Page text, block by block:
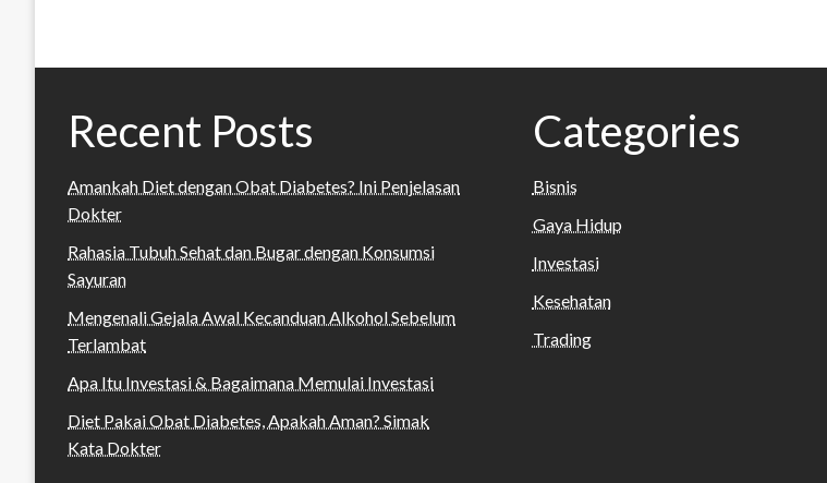
Recent Posts
Amankah Diet dengan Obat Diabetes? Ini Penjelasan
Dokter
Rahasia Tubuh Sehat dan Bugar dengan Konsumsi
Sayuran
Mengenali Gejala Awal Kecanduan Alkohol Sebelum
Terlambat
Apa Itu Investasi & Bagaimana Memulai Investasi
Diet Pakai Obat Diabetes, Apakah Aman? Simak
Kata Dokter
Categories
Bisnis
Gaya Hidup
Investasi
Kesehatan
Trading